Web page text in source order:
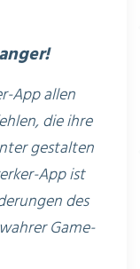
App allen
die ihre
gestalten
App ist
des
Game-